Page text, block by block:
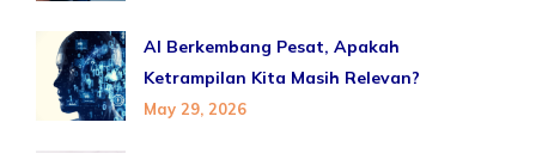
AI Berkembang Pesat, Apakah
Ketrampilan Kita Masih Relevan?
May 29, 2026